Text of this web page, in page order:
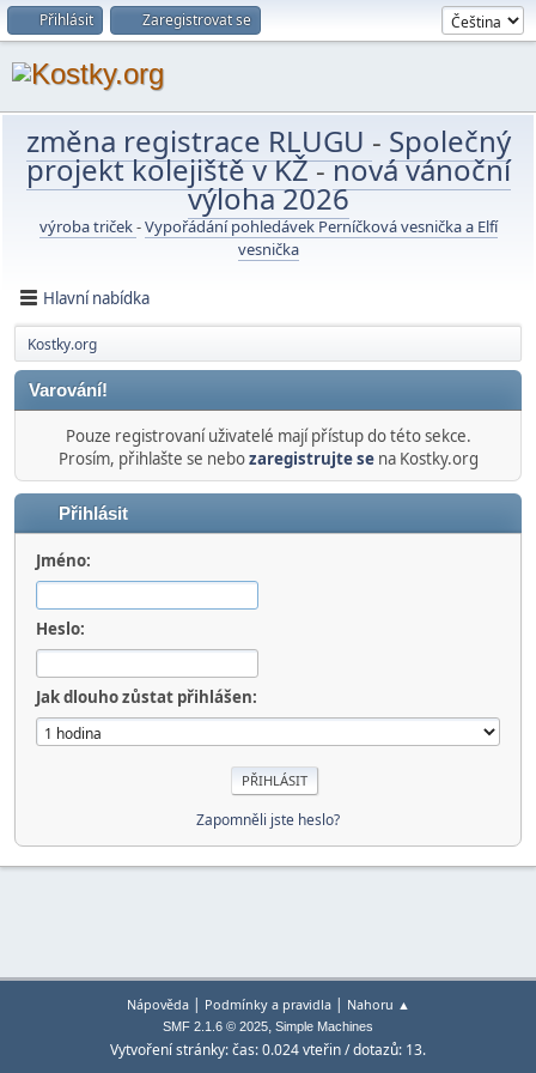
Přihlásit Zaregistrovat se
změna registrace RLUGU - Společný
projekt kolejiště v KŽ-nová vánoční
výloha 2026
výroba triček-Vypořádání pohledávek Perníčková vesnička a Elfí
vesnička
Hlavní nabídka
Kostky.org
Varování!
Pouze registrovaní uživatelé mají přístup do této sekce.
Prosím, přihlašte se nebozaregistrujte sena Kostky.org
Přihlásit
Jméno:
Heslo:
Jak dlouho zůstat přihlášen:
Zapomněli jste heslo?
Nápověda| Podmínky a pravidla| Nahoru ▲
SMF 2.1.6 © 2025, Simple Machines
Vytvoření stránky: čas: 0.024 vteřin / dotazů: 13.